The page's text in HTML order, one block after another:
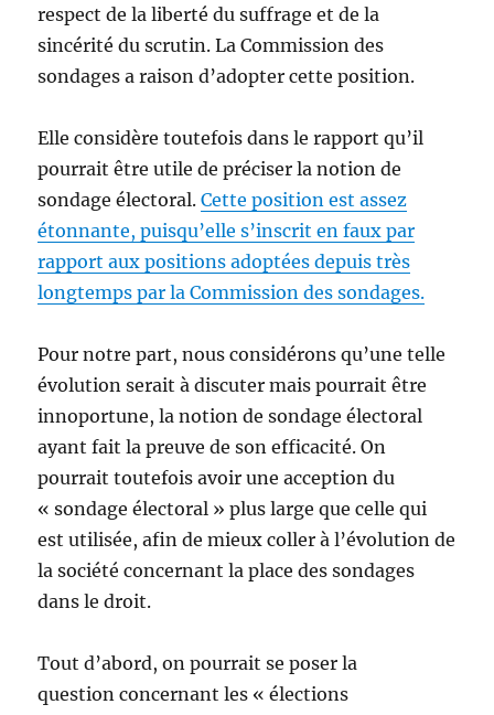
respect de la liberté du suffrage et de la
sincérité du scrutin. La Commission des
sondages a raison d’adopter cette position.
Elle considère toutefois dans le rapport qu’il
pourrait être utile de préciser la notion de
sondage électoral.Cette position est assez
étonnante, puisqu’elle s’inscrit en faux par
rapport aux positions adoptées depuis très
longtemps par la Commission des sondages.
Pour notre part, nous considérons qu’une telle
évolution serait à discuter mais pourrait être
innoportune, la notion de sondage électoral
ayant fait la preuve de son efficacité. On
pourrait toutefois avoir une acception du
« sondage électoral » plus large que celle qui
est utilisée, afin de mieux coller à l’évolution de
la société concernant la place des sondages
dans le droit.
Tout d’abord, on pourrait se poser la
question concernant les « élections